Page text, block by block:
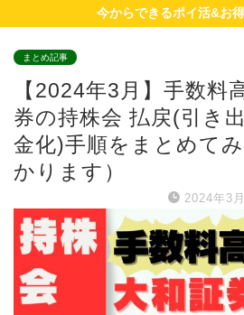
今からできるポイ活&お
まとめ記事
【2024年3月】手数料
券の持株会 払戻(引き
金化)手順をまとめて
かります）
2024年3